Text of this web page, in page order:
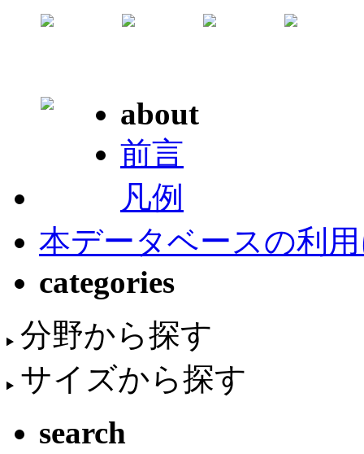
about
前言
凡例
本データベースの利
categories
分野から探す
サイズから探す
search